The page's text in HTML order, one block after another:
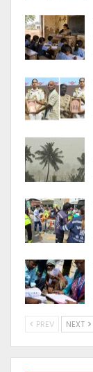
PREV NEXT